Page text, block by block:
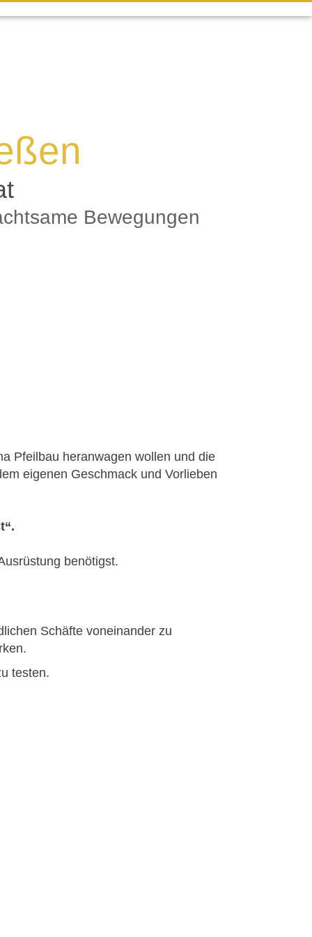
Bewegungen
Pfeilbau heranwagen wollen und die
eigenen Geschmack und Vorlieben
benötigst.
Schäfte voneinander zu
testen.